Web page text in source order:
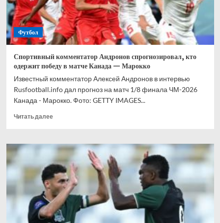
ЧМ-2026
Футбол
Спортивный комментатор Андронов спрогнозировал, кто
одержит победу в матче Канада — Марокко
Известный комментатор Алексей Андронов в интервью
Rusfootball.info дал прогноз на матч 1/8 финала ЧМ-2026
Канада - Марокко. Фото: GETTY IMAGES...
Читать далееПрочитать
Спортивный
комментатор
Андронов
спрогнозировал,
кто
одержит
победу
в
матче